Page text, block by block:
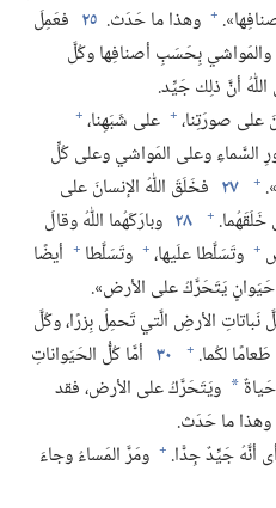
+ وهذا ما حَدَث.‏ ٢٥ فعَمِلَ
والمَواشي بِحَسَبِ أصنافِها وكُلَّ
أنَّ ذلِك جَيِّد.‏
على صورَتِنا،‏ + على شَبَهِنا،‏ +
وعلى المَواشي وعلى كُلِّ
+ ٢٧ فخَلَقَ اللّٰهُ الإنسانَ على
+ ٢٨ وبارَكَهُما اللّٰهُ وقالَ
+ وتَسَلَّطا علَيها،‏ + وتَسَلَّطا + أيضًا
يَتَحَرَّكُ على الأرض».‏
نَباتاتِ الأرضِ الَّتي تَحمِلُ بِزرًا،‏ وكُلَّ
لكُما.‏ + ٣٠ أمَّا كُلُّ الحَيَواناتِ
* ويَتَحَرَّكُ على الأرض،‏ فقد
وهذا ما حَدَث.‏
أنَّهُ جَيِّدٌ جِدًّا.‏ + ومَرَّ المَساءُ وجاءَ